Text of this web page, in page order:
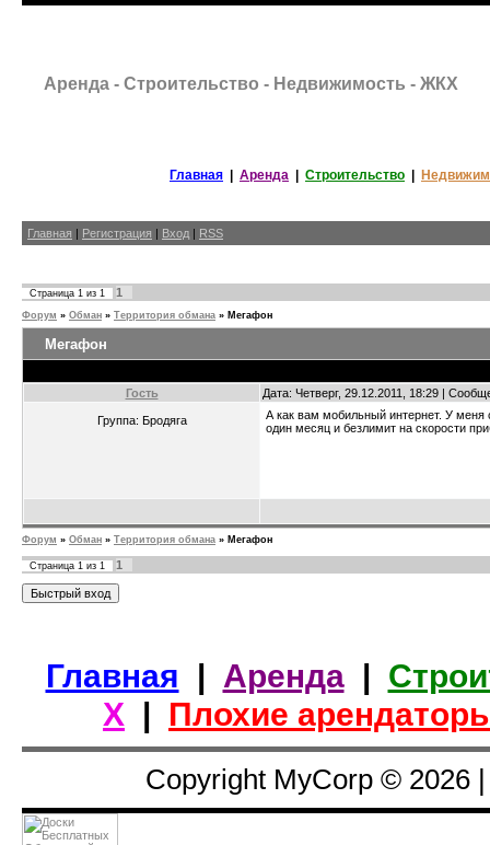
Аренда - Строительство - Недвижимость - ЖКХ
Главная Аренда Строительство
Главная Регистрация Вход RSS
Страница 1 из 1 1
Форум » Обман » Территория обмана » Мегафон
Мегафон
Гость Дата: Четверг, 29.12.2011, 18:29 |
Группа: Бродяга
А как вам мобильный интернет. У
один месяц и безлимит на скорости
Форум » Обман » Территория обмана » Мегафон
Страница 1 из 1 1
Главная | Аренда|
Х | Плохие
Copyright MyCorp © 2026